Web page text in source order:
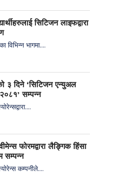
सिटिजन लाइफद्वारा
भागमा....
३ दिने ‘सिटिजन एन्युअल
सम्पन्न
फोरमद्वारा लैङ्गिक हिंसा
सम्पन्न
कम्पनीले....